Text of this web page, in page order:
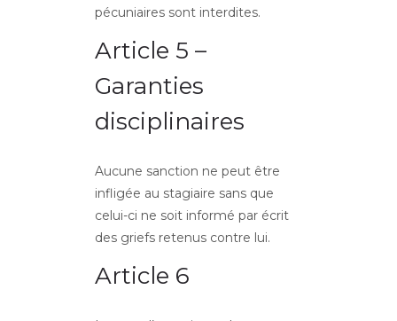
pécuniaires sont interdites.
Article 5 –
Garanties
disciplinaires
Aucune sanction ne peut être
infligée au stagiaire sans que
celui-ci ne soit informé par écrit
des griefs retenus contre lui.
Article 6